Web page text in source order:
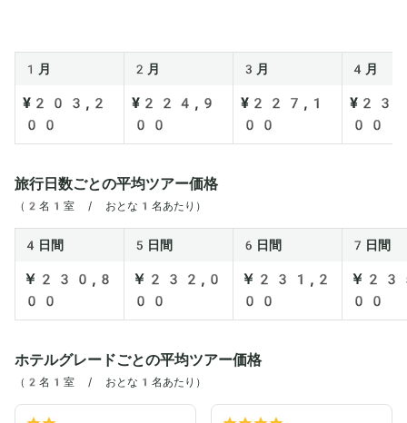
1月 2月 3月 4月
¥203,2
00
¥224,9
00
¥227,1
00
00
旅行日数ごとの平均ツアー価格
（2名1室 / おとな1名あたり）
4日間 5日間 6日間 7日間
￥230,8
00
￥232,0
00
￥231,2
00
￥
00
ホテルグレードごとの平均ツアー価格
（2名1室 / おとな1名あたり）